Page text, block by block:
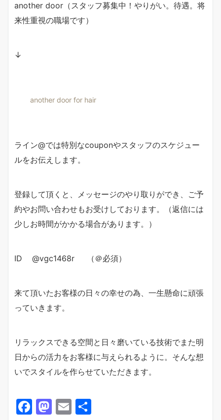
another door（スタッフ募集中！やりがい。待遇。将
来性重視の職場です）
↓
another door for hair
ライン@では特別なcouponやスタッフのスケジュー
ルをお伝えします。
登録して頂くと、メッセージのやり取りができ、ご予
約やお問い合わせもお受けしております。（返信には
少しお時間がかかる場合があります。）
ID @vgc1468r （＠必須）
来て頂いたお客様の日々の幸せの為、一生懸命に頑張
っていきます。
リラックスできる空間と日々磨いている技術でまた明
日からの活力をお客様に与えられるように。そんな想
いでスタイルを作らせていただきます。
F
M E